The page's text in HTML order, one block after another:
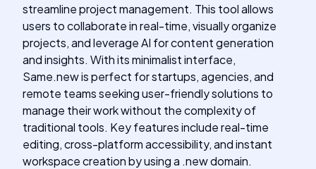
streamline project management. This tool allows
users to collaborate in real-time, visually organize
projects, and leverage AI for content generation
and insights. With its minimalist interface,
Same.new is perfect for startups, agencies, and
remote teams seeking user-friendly solutions to
manage their work without the complexity of
traditional tools. Key features include real-time
editing, cross-platform accessibility, and instant
workspace creation by using a .new domain.